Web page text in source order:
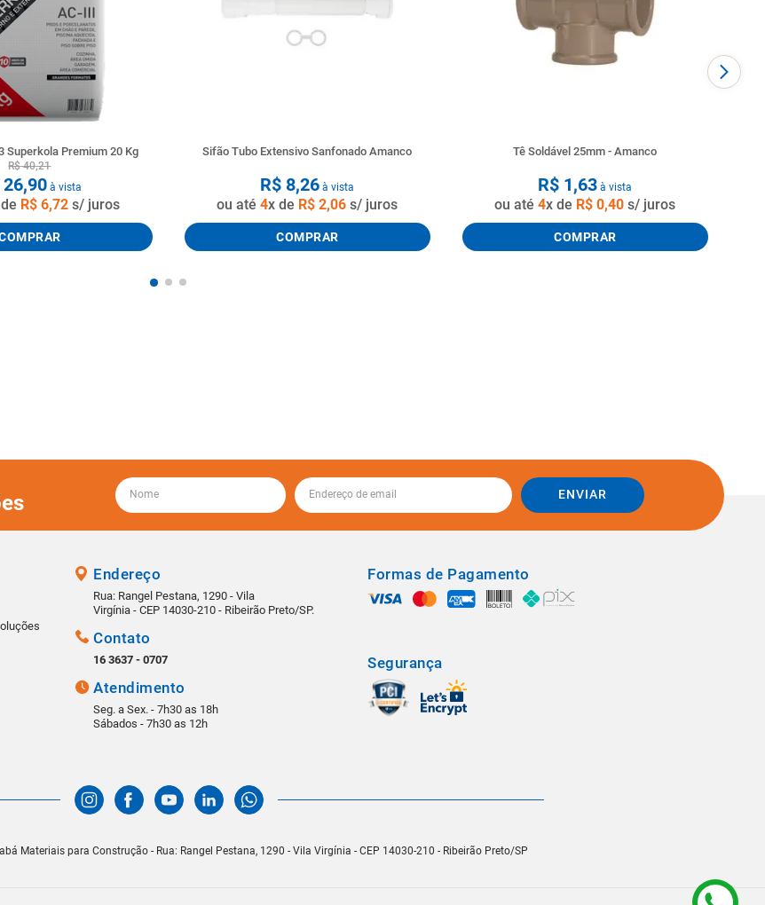
Superkola Premium 20 Kg
R$ 40,21
26,90à vista
R$ 6,72 s/ juros
Sifão Tubo Extensivo Sanfonado Amanco
R$ 8,26 à vista
ou até4x de R$ 2,06 s/ juros
COMPRAR
Tê Soldável 25mm - Amanco
R$ 1,63 à vista
ou até4x de R$ 0,40 s/ juros
COMPRAR
ENVIAR
Endereço
Rua: Rangel Pestana, 1290 - Vila
Virgínia - CEP 14030-210 - Ribeirão Preto/SP.
Contato
16 3637 - 0707
Atendimento
Seg. a Sex. - 7h30 as 18h
Sábados - 7h30 as 12h
Formas de Pagamento
Segurança
Materiais para Construção - Rua: Rangel Pestana, 1290 - Vila Virgínia - CEP 14030-210 - Ribeirão Preto/SP